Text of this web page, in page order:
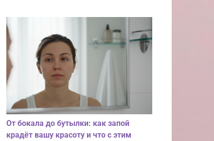
От бокала до бутылки: как запой
крадёт вашу красоту и что с этим